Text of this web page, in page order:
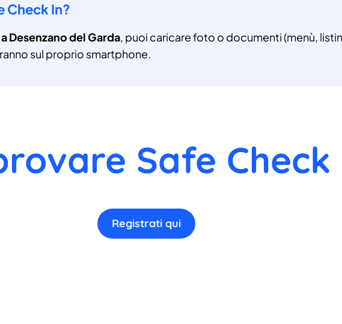
Check In?
Desenzano del Garda, puoi caricare foto o documenti (menù,
sul proprio smartphone.
Safe Check
Registrati qui